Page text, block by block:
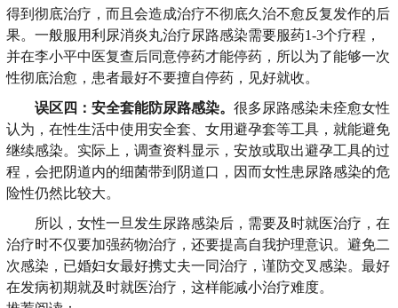
得到彻底治疗，而且会造成治疗不彻底久治不愈反复发作的后
果。一般服用利尿消炎丸治疗尿路感染需要服药1-3个疗程，
并在李小平中医复查后同意停药才能停药，所以为了能够一次
性彻底治愈，患者最好不要擅自停药，见好就收。
误区四：安全套能防尿路感染。 很多尿路感染未痊愈女性
认为，在性生活中使用安全套、女用避孕套等工具，就能避免
继续感染。实际上，调查资料显示，安放或取出避孕工具的过
程，会把阴道内的细菌带到阴道口，因而女性患尿路感染的危
险性仍然比较大。
所以，女性一旦发生尿路感染后，需要及时就医治疗，在
治疗时不仅要加强药物治疗，还要提高自我护理意识。避免二
次感染，已婚妇女最好携丈夫一同治疗，谨防交叉感染。最好
在发病初期就及时就医治疗，这样能减小治疗难度。